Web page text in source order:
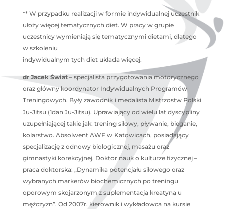
** W przypadku realizacji w formie indywidualnej uczestnik
ułoży więcej tematycznych diet. W pracy w grupie
uczestnicy wymieniają się tematycznymi dietami, dlatego
w szkoleniu
indywidualnym tych diet układa więcej.
dr Jacek Świat– specjalista przygotowania motorycznego
oraz główny koordynator Indywidualnych Programów
Treningowych. Były zawodnik i medalista Mistrzostw Polski
Ju-Jitsu (1dan Ju-Jitsu). Uprawiający od wielu lat dyscypliny
uzupełniającej takie jak: trening siłowy, pływanie, bieganie,
kolarstwo. Absolwent AWF w Katowicach, posiadający
specjalizację z odnowy biologicznej, masażu oraz
gimnastyki korekcyjnej. Doktor nauk o kulturze fizycznej –
praca doktorska: „Dynamika potencjału siłowego oraz
wybranych markerów biochemicznych po treningu
oporowym skojarzonym z suplementacją kreatyną u
mężczyzn”. Od 2007r. kierownik i wykładowca na kursie